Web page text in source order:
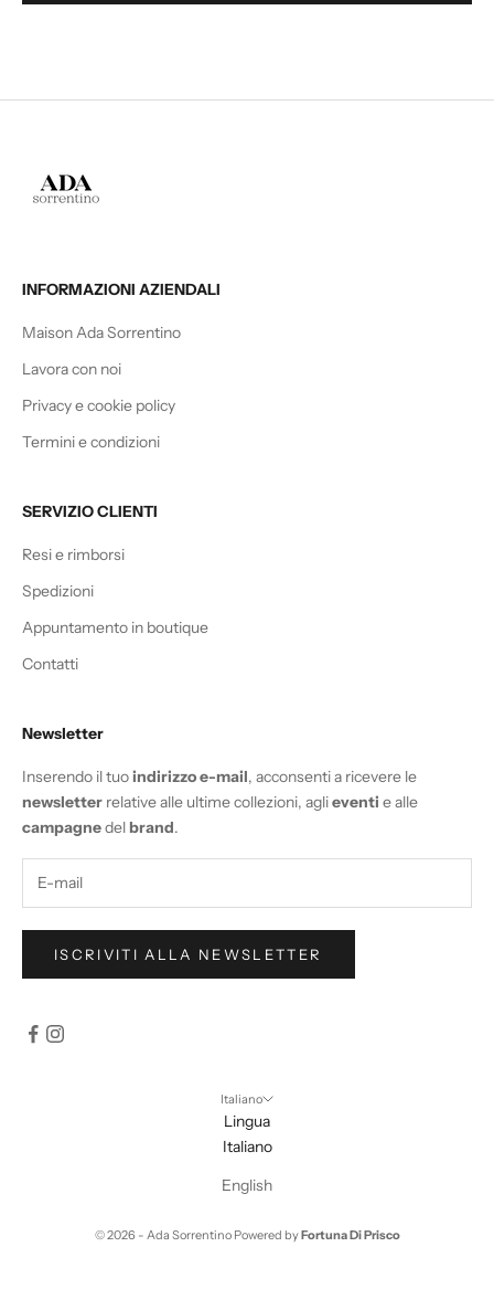
INFORMAZIONI AZIENDALI
Maison Ada Sorrentino
Lavora con noi
Privacy e cookie policy
Termini e condizioni
SERVIZIO CLIENTI
Resi e rimborsi
Spedizioni
Appuntamento in boutique
Contatti
Newsletter
Inserendo il tuoindirizzo e-mail, acconsenti a ricevere le
newsletter relative alle ultime collezioni, aglieventi e alle
campagnedelbrand.
ISCRIVITI ALLA NEWSLETTER
Italiano
Lingua
Italiano
English
© 2026 - Ada Sorrentino Powered byFortuna Di Prisco